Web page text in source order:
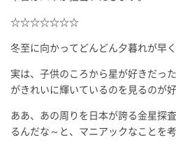
☆☆☆☆☆☆☆
冬至に向かってどんどん夕暮れが早
実は、子供のころから星が好きだっ
がきれいに輝いているのを見るのが好
ああ、あの周りを日本が誇る金星探
るんだな～と、マニアックなことを